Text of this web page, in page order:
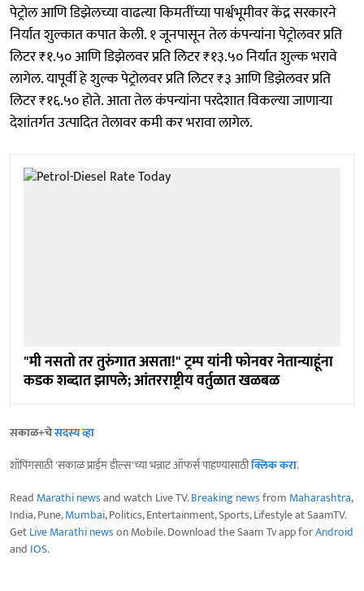
पेट्रोल आणि डिझेलच्या वाढत्या किमतींच्या पार्श्वभूमीवर केंद्र सरकारने
निर्यात शुल्कात कपात केली. १ जूनपासून तेल कंपन्यांना पेट्रोलवर प्रति
लिटर ₹१.५० आणि डिझेलवर प्रति लिटर ₹१३.५० निर्यात शुल्क भरावे
लागेल. यापूर्वी हे शुल्क पेट्रोलवर प्रति लिटर ₹३ आणि डिझेलवर प्रति
लिटर ₹१६.५० होते. आता तेल कंपन्यांना परदेशात विकल्या जाणाऱ्या
देशांतर्गत उत्पादित तेलावर कमी कर भरावा लागेल.
"मी नसतो तर तुरुंगात असता!" ट्रम्प यांनी फोनवर नेतान्याहूंना
कडक शब्दात झापले; आंतरराष्ट्रीय वर्तुळात खळबळ
सकाळ+चेसदस्य व्हा
शॉपिंगसाठी 'सकाळ प्राईम डील्स'च्या भन्नाट ऑफर्स पाहण्यासाठीक्लिक करा.
Read Marathi newsand watch Live TV.Breaking newsfrom Maharashtra,
India, Pune,Mumbai, Politics, Entertainment, Sports, Lifestyle at SaamTV.
GetLive Marathi newson Mobile. Download the Saam Tv app forAndroid
and IOS.